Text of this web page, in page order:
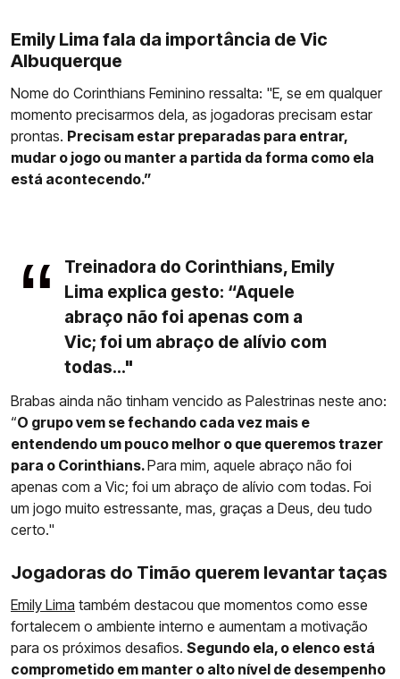
Emily Lima fala da importância de Vic
Albuquerque
Nome do Corinthians Feminino ressalta: "E, se em qualquer
momento precisarmos dela, as jogadoras precisam estar
prontas. Precisam estar preparadas para entrar,
mudar o jogo ou manter a partida da forma como ela
está acontecendo.”
Treinadora do Corinthians, Emily
Lima explica gesto: “Aquele
abraço não foi apenas com a
Vic; foi um abraço de alívio com
todas..."
Brabas ainda não tinham vencido as Palestrinas neste ano:
“O grupo vem se fechando cada vez mais e
entendendo um pouco melhor o que queremos trazer
para o Corinthians.Para mim, aquele abraço não foi
apenas com a Vic; foi um abraço de alívio com todas. Foi
um jogo muito estressante, mas, graças a Deus, deu tudo
certo."
Jogadoras do Timão querem levantar taças
Emily Lima também destacou que momentos como esse
fortalecem o ambiente interno e aumentam a motivação
para os próximos desafios. Segundo ela, o elenco está
comprometido em manter o alto nível de desempenho